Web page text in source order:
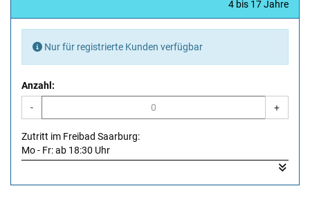
4 bis 17 Jahre
Nur für registrierte Kunden verfügbar
Anzahl:
-
+
Zutritt im Freibad Saarburg:
Mo - Fr: ab 18:30 Uhr
Sa, So, Feiertag: ab 17:30 Uhr